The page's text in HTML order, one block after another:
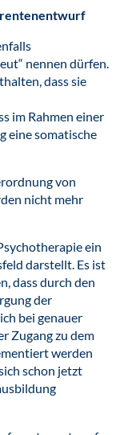
nennen dürfen.
dass sie
im Rahmen einer
eine somatische
von
nicht mehr
ein
darstellt. Es ist
dass durch den
der
bei genauer
Zugang zu dem
werden
schon jetzt